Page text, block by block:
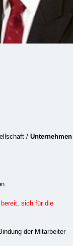
/ Unternehmen
sich für die
der Mitarbeiter